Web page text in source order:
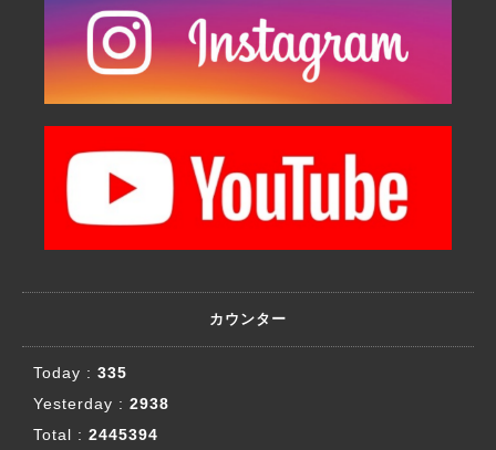
カウンター
Today : 335
Yesterday : 2938
Total : 2445394